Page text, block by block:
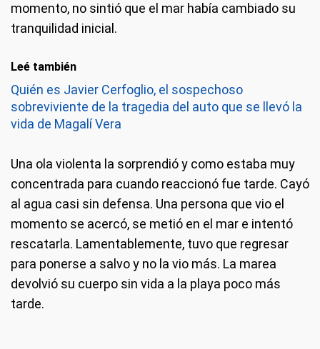
momento, no sintió que el mar había cambiado su
tranquilidad inicial.
Leé también
Quién es Javier Cerfoglio, el sospechoso
sobreviviente de la tragedia del auto que se llevó la
vida de Magalí Vera
Una ola violenta la sorprendió y como estaba muy
concentrada para cuando reaccionó fue tarde. Cayó
al agua casi sin defensa. Una persona que vio el
momento se acercó, se metió en el mar e intentó
rescatarla. Lamentablemente, tuvo que regresar
para ponerse a salvo y no la vio más. La marea
devolvió su cuerpo sin vida a la playa poco más
tarde.